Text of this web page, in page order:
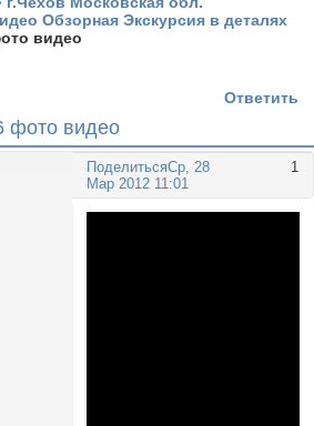
Обзорная Экскурсия в деталях
видео
фото видео
Ответить
Поделиться 1
Ср, 28
Мар 2012 11:01